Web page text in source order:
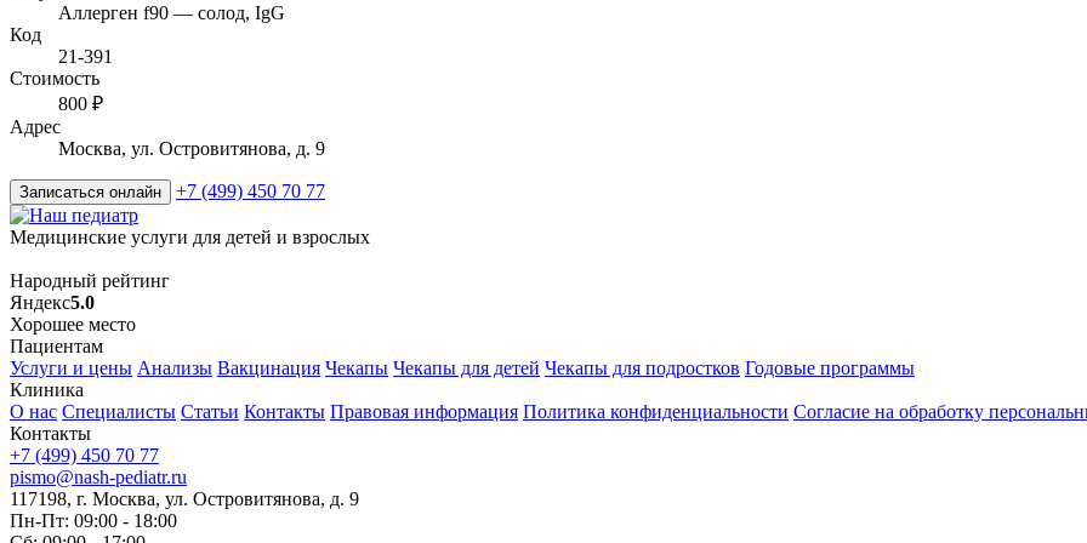
Аллерген f90 — солод, IgG
Код
21-391
Стоимость
800 ₽
Адрес
Москва, ул. Островитянова, д. 9
Записаться онлайн +7 (499) 450 70 77
Медицинские услуги для детей и взрослых
Народный рейтинг
Яндекс5.0
Хорошее место
Пациентам
Услуги и цены Анализы Вакцинация Чекапы Чекапы для детей Чекапы для подростков Годовые программы
Клиника
О нас Специалисты Статьи Контакты Правовая информация Политика конфиденциальности Согласие на обработку
Контакты
+7 (499) 450 70 77
pismo@nash-pediatr.ru
117198, г. Москва, ул. Островитянова, д. 9
Пн-Пт: 09:00 - 18:00